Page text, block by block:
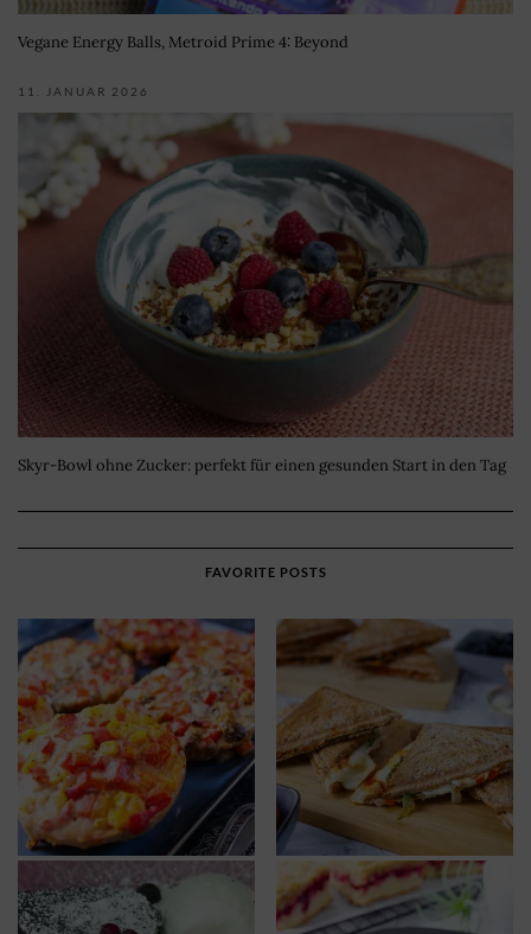
Vegane Energy Balls, Metroid Prime 4: Beyond
11. JANUAR 2026
Skyr-Bowl ohne Zucker: perfekt für einen gesunden Start in den Tag
FAVORITE POSTS